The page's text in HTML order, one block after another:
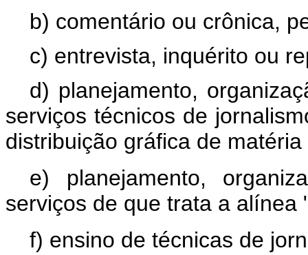
b) comentário ou crônica,
c) entrevista, inquérito ou
d) planejamento,
serviços técnicos de
distribuição gráfica de
e) planejamento,
serviços de que trata a alínea
f) ensino de técnicas de